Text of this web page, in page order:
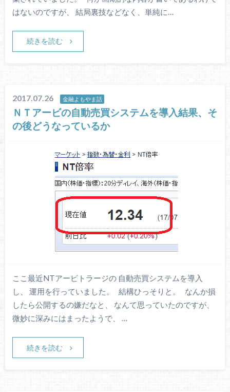
はないのですが、 結局裏技などなく、単純に…
続きを読む
2017.07.26 金融よもやま話
ＮＴアービの自動売買システムを導入結果、そ
の後どうなっているか
ここ最近NTアービトラージの 自動売買システムを導入
し、 運用を行っていました。 結構ひっそりと。 なんか損
したら公開するの嫌だなと、 なんて思っていたのですが、
微妙に深みにはまったようで、 …
続きを読む